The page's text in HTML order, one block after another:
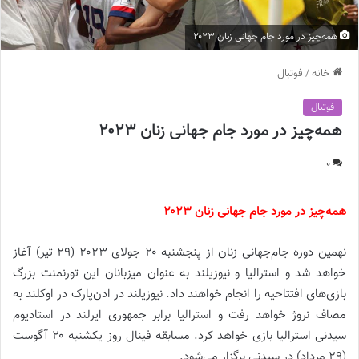
همه‌چیز در مورد جام جهانی زنان ۲۰۲۳
خانه/ فوتبال
فوتبال
همه‌چیز در مورد جام جهانی زنان ۲۰۲۳
0
همه‌چیز در مورد جام جهانی زنان ۲۰۲۳
نهمین دوره جام‌جهانی زنان از پنجشنبه ۲۰ جولای ۲۰۲۳ (۲۹ تیر) آغاز
خواهد شد و استرالیا و نیوزیلند به عنوان میزبانان این تورنمنت بزرگ
بازی‌های افتتاحیه را انجام خواهند داد. نیوزیلند در ادن‌پارک در اوکلند به
مصاف نروژ خواهد رفت و استرالیا برابر جمهوری ایرلند در استادیوم
سیدنی استرالیا بازی خواهد کرد. مسابقه فینال روز یکشنبه ۲۰ آگوست